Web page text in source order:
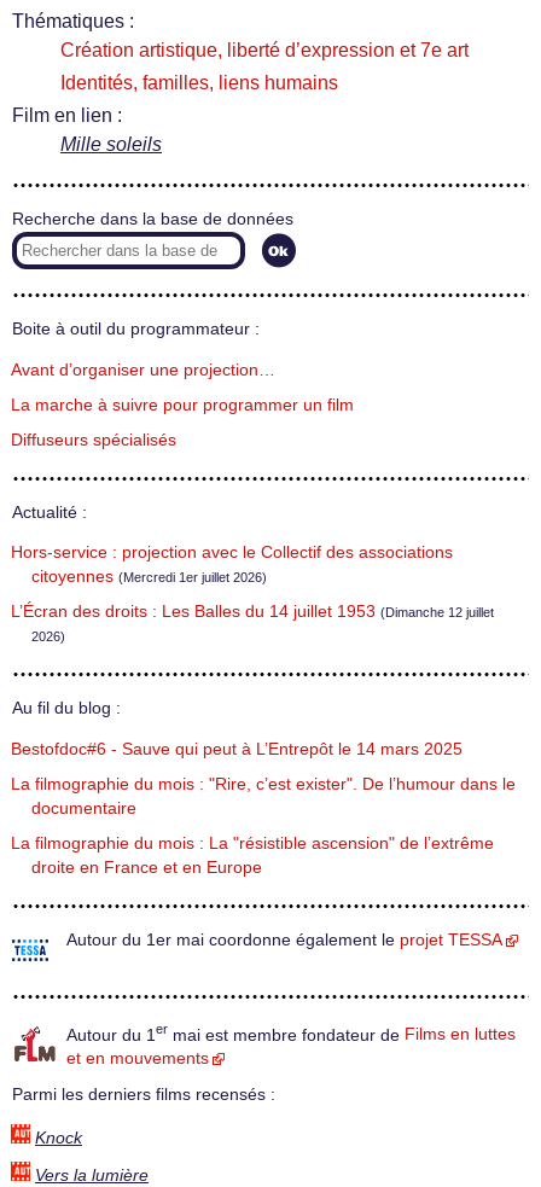
Thématiques :
Création artistique, liberté d’expression et 7e art
Identités, familles, liens humains
Film en lien :
Mille soleils
Recherche dans la base de données
Boite à outil du programmateur :
Avant d’organiser une projection…
La marche à suivre pour programmer un film
Diffuseurs spécialisés
Actualité :
Hors-service : projection avec le Collectif des associations
citoyennes (Mercredi 1er juillet 2026)
L’Écran des droits : Les Balles du 14 juillet 1953 (Dimanche 12 juillet
2026)
Au fil du blog :
Bestofdoc#6 - Sauve qui peut à L’Entrepôt le 14 mars 2025
La filmographie du mois : "Rire, c’est exister". De l’humour dans le
documentaire
La filmographie du mois : La "résistible ascension" de l’extrême
droite en France et en Europe
Autour du 1er mai coordonne également le projet TESSA
Autour du 1 er mai est membre fondateur de Films en luttes
et en mouvements
Parmi les derniers films recensés :
Knock
Vers la lumière